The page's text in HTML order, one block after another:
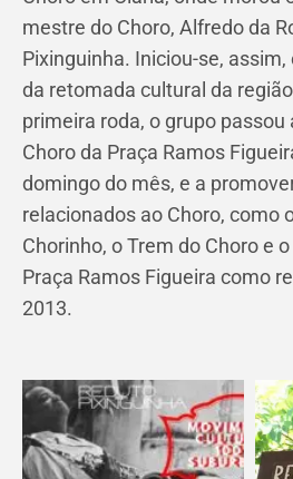
mestre do Choro, Alfredo da
Pixinguinha. Iniciou-se,
da retomada cultural da
primeira roda, o grupo passou
Choro da Praça Ramos
domingo do mês, e a
relacionados ao Choro, como
Chorinho, o Trem do Choro e
Praça Ramos Figueira como
2013.